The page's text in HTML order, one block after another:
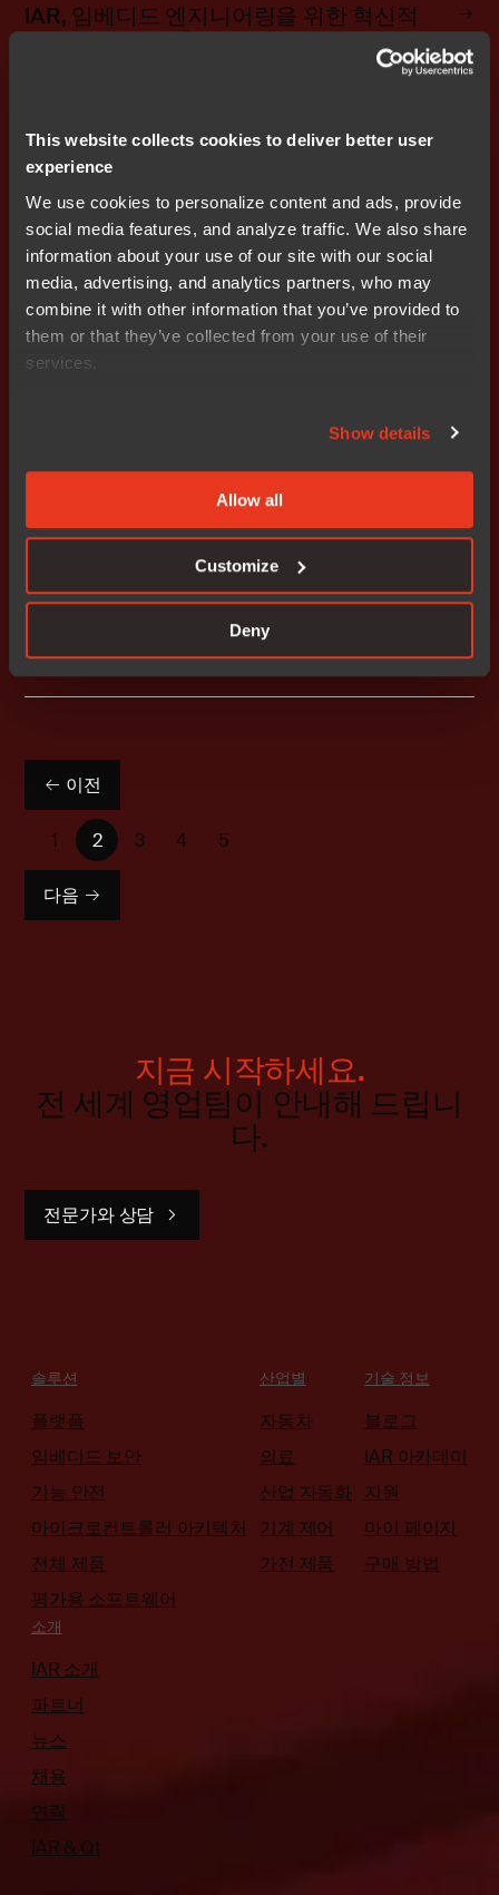
This website collects cookies to deliver better user
experience
We use cookies to personalize content and ads, provide
social media features, and analyze traffic. We also share
information about your use of our site with our social
media, advertising, and analytics partners, who may
combine it with other information that you’ve provided to
them or that they’ve collected from your use of their
services.
Show details
Allow all
Customize
Deny
IAR, 임베디드 엔지니어링을 위한 혁신적
인 TCO 계산기 출시
IAR, 르네사스 RA8 시리즈에 대한 완벽한
도구 지원으로 AI 및 ML 개발 가속화
2023-11-07
뉴스
2023-10-31
IAR, 인피니언의 최신 TRAVEO T2G
CYT6BJ Body MCU 제품군 완벽 지원
2023-06-26
뉴스
이전
1 2 3 4 5
다음
지금 시작하세요.
전 세계 영업팀이 안내해 드립니
다.
전문가와 상담
솔루션
플랫폼
임베디드 보안
기능 안전
마이크로컨트롤러 아키텍처
전체 제품
평가용 소프트웨어
산업별
자동차
의료
산업 자동화
기계 제어
가전 제품
기술 정보
블로그
IAR 아카데미
지원
마이 페이지
구매 방법
소개
IAR 소개
파트너
뉴스
채용
연락
IAR & Qt